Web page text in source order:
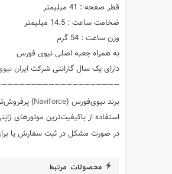
قطر صفحه : 41 میلیمتر
ضخامت ساعت : 14.5 میلیمتر
وزن ساعت : 54 گرم
به همراه جعبه اصلی نیوی فورس
دارای یک سال گارانتی شرکت ایران
برند نیوی‌فورس ‏(‏Naviforce
استفاده از با‌کیفیت‌ترین موتور‌های
در صورت مشکل در ثبت سفارش یا برای کسب
محصولات مرتبط